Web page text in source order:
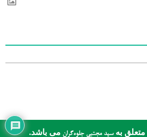
بهسید مجتبی جلوه‌گرانمی باشد.